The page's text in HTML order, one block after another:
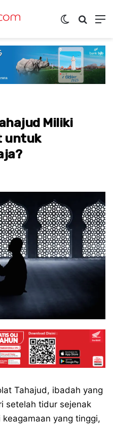
Switch skin
Miliki
untuk
Tahajud, ibadah yang
setelah tidur sejenak
yang tinggi,